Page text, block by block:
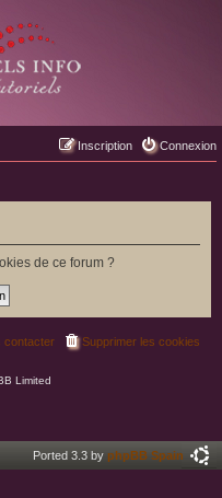
Connexion
Inscription
de ce forum ?
Supprimer les cookies
contacter
Limited
Ported 3.3 by phpBB Spain